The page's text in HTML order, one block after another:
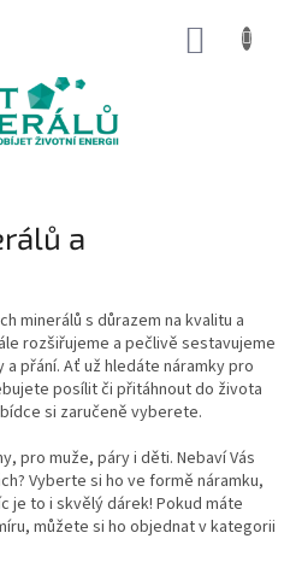
a
minerálů s důrazem na kvalitu a
rozšiřujeme a pečlivě sestavujeme
přání. Ať už hledáte náramky pro
posílit či přitáhnout do života
si zaručeně vyberete.
pro muže, páry i děti. Nebaví Vás
Vyberte si ho ve formě náramku,
je to i skvělý dárek! Pokud máte
můžete si ho objednat v kategorii